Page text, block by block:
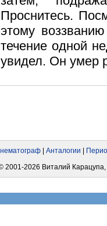
Проснитесь.
этому
течение одной
увидел. Он умер